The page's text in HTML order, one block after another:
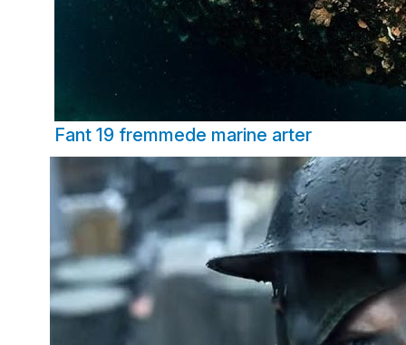
Fant 19 fremmede marine arter